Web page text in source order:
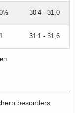
30,4 - 31,0
31,1 - 31,6
besonders